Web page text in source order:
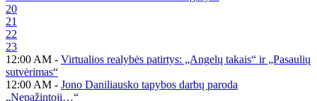
20
21
22
23
12:00 AM - Virtualios realybės patirtys: „Angelų takais“ ir „Pasaulių
sutvėrimas“
12:00 AM - Jono Daniliausko tapybos darbų paroda
„Nepažintoji…“